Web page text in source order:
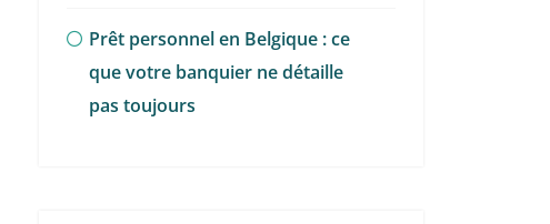
Prêt personnel en Belgique : ce
que votre banquier ne détaille
pas toujours